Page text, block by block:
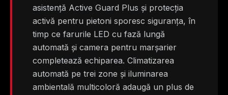
asistență Active Guard Plus și protecția
activă pentru pietoni sporesc siguranța, în
timp ce farurile LED cu fază lungă
automată și camera pentru marșarier
completează echiparea. Climatizarea
automată pe trei zone și iluminarea
ambientală multicoloră adaugă un plus de